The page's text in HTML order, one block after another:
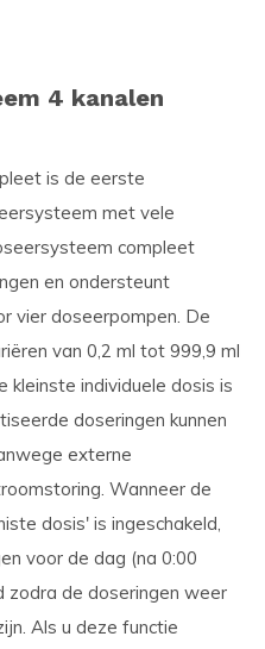
4 kanalen
is de eerste
met vele
compleet
en ondersteunt
vier doseerpompen. De
van 0,2 ml tot 999,9 ml
kleinste individuele dosis is
doseringen kunnen
externe
Wanneer de
dosis' is ingeschakeld,
voor de dag (na 0:00
zodra de doseringen weer
Als u deze functie